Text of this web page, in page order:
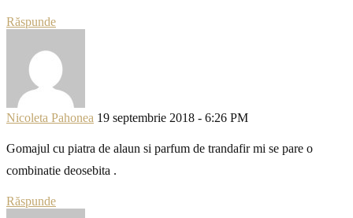
Răspunde
Nicoleta Pahonea 19 septembrie 2018 - 6:26 PM
Gomajul cu piatra de alaun si parfum de trandafir mi se pare o
combinatie deosebita .
Răspunde